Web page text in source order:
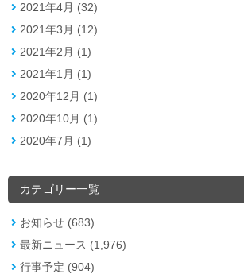
2021年4月 (32)
2021年3月 (12)
2021年2月 (1)
2021年1月 (1)
2020年12月 (1)
2020年10月 (1)
2020年7月 (1)
カテゴリー一覧
お知らせ (683)
最新ニュース (1,976)
行事予定 (904)